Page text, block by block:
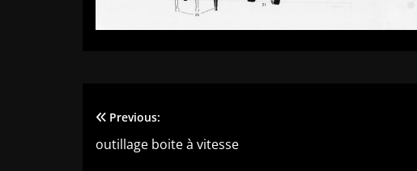
Navigation
Previous:
outillage boite à vitesse